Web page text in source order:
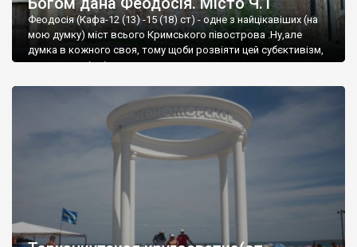
Феодосія (Кафа-12 (13) -15 (18) ст) - одне з найцікавіших (на
мою думку) міст всього Кримського півострова .Ну,але
думка в кожного своя, тому щоби розвіяти цей субєктивізм,
запрошую відвідати це